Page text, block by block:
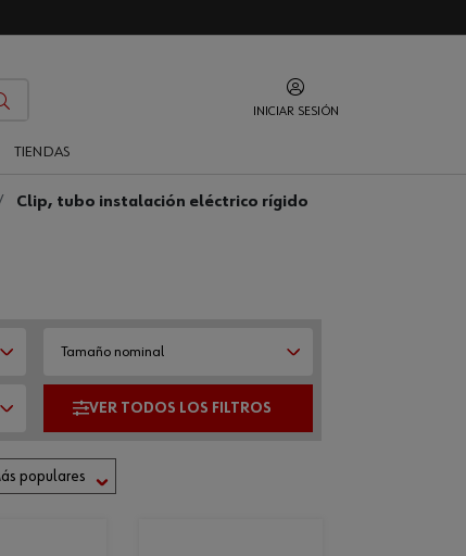
INICIAR SESIÓN
TIENDAS
Clip, tubo instalación eléctrico rígido
Tamaño nominal